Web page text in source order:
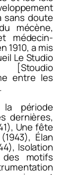
sans doute
mécène,
médecin-
1910, a mis
Le Studio
[Stoudio
entre les
période
dernières,
Une fête
(1943), Élan
Isolation
des motifs